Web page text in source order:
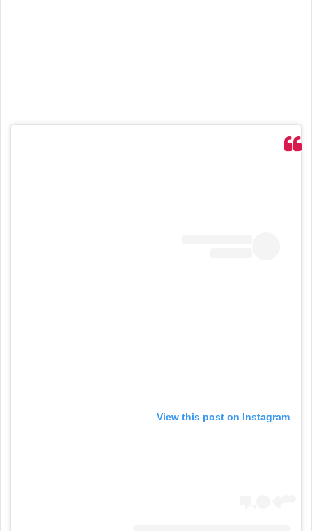
View this post on Instagram